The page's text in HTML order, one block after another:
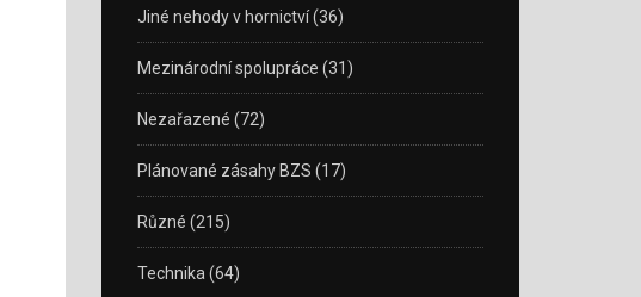
Jiné nehody v hornictví(36)
Mezinárodní spolupráce (31)
Nezařazené (72)
Plánované zásahy BZS (17)
Různé (215)
Technika (64)